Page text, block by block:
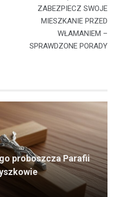
ZABEZPIECZ SWOJE
MIESZKANIE PRZED
WŁAMANIEM –
SPRAWDZONE PORADY
proboszcza Parafii